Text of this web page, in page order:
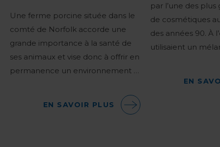
Une ferme porcine située dans le
comté de Norfolk accorde une
grande importance à la santé de
ses animaux et vise donc à offrir en
permanence un environnement …
EN SAVOIR PLUS
par l’une des
de cosmétiques
des années 90. À
utilisaient un
EN